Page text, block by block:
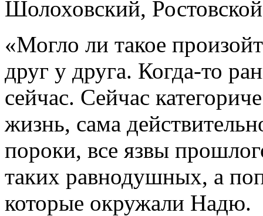
Шолоховский, Ростовской
«Могло ли такое
друг у друга. Когда-то
сейчас. Сейчас
жизнь, сама
пороки, все язвы
таких равнодушных, а
которые окружали Надю.